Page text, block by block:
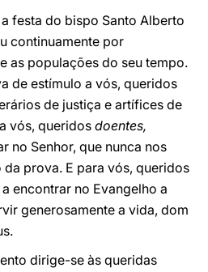
festa do bispo Santo Alberto
continuamente por
as populações do seu tempo.
de estímulo a vós, queridos
de justiça e artífices de
vós, queridos doentes,
no Senhor, que nunca nos
prova. E para vós, queridos
encontrar no Evangelho a
generosamente a vida, dom
dirige-se às queridas